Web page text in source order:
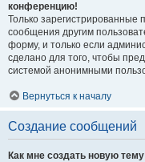
конференцию!
Только зарегистрированные
сообщения другим
форму, и только если
сделано для того, чтобы
системой анонимными
Вернуться к началу
Создание сообщений
Как мне создать новую